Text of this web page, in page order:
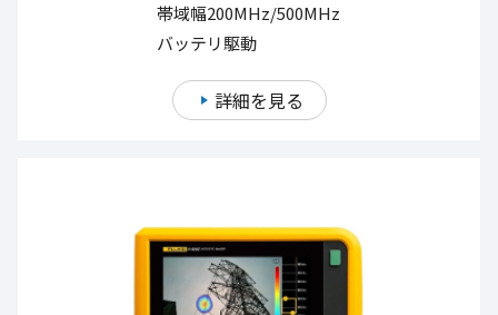
帯域幅200MHz/500MHz
バッテリ駆動
詳細を見る